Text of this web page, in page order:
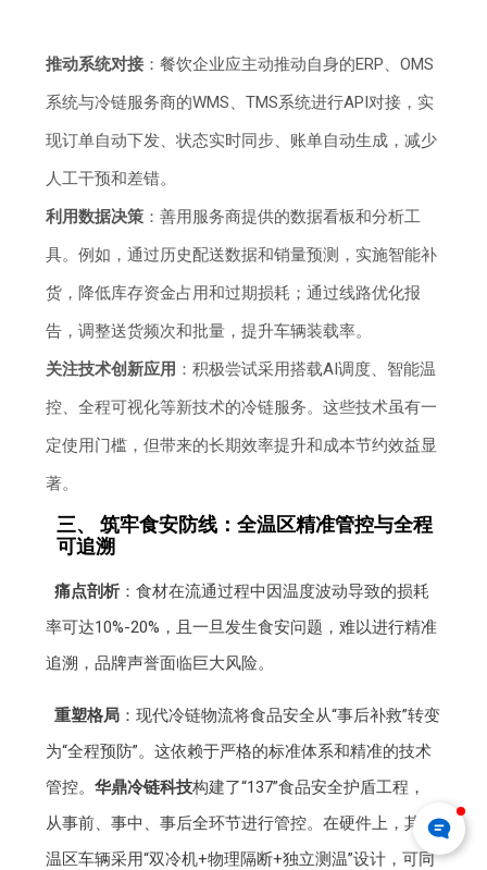
推动系统对接 ：餐饮企业应主动推动自身的ERP、OMS
系统与冷链服务商的WMS、TMS系统进行API对接，实
现订单自动下发、状态实时同步、账单自动生成，减少
人工干预和差错。
利用数据决策 ：善用服务商提供的数据看板和分析工
具。例如，通过历史配送数据和销量预测，实施智能补
货，降低库存资金占用和过期损耗；通过线路优化报
告，调整送货频次和批量，提升车辆装载率。
关注技术创新应用 ：积极尝试采用搭载AI调度、智能温
控、全程可视化等新技术的冷链服务。这些技术虽有一
定使用门槛，但带来的长期效率提升和成本节约效益显
著。
三、 筑牢食安防线：全温区精准管控与全程
可追溯
痛点剖析：食材在流通过程中因温度波动导致的损耗
率可达10%-20%，且一旦发生食安问题，难以进行精准
追溯，品牌声誉面临巨大风险。
重塑格局：现代冷链物流将食品安全从“事后补救”转变
为“全程预防”。这依赖于严格的标准体系和精准的技术
管控。华鼎冷链科技构建了“137”食品安全护盾工程，
从事前、事中、事后全环节进行管控。在硬件上，其多
温区车辆采用“双冷机+物理隔断+独立测温”设计，可同